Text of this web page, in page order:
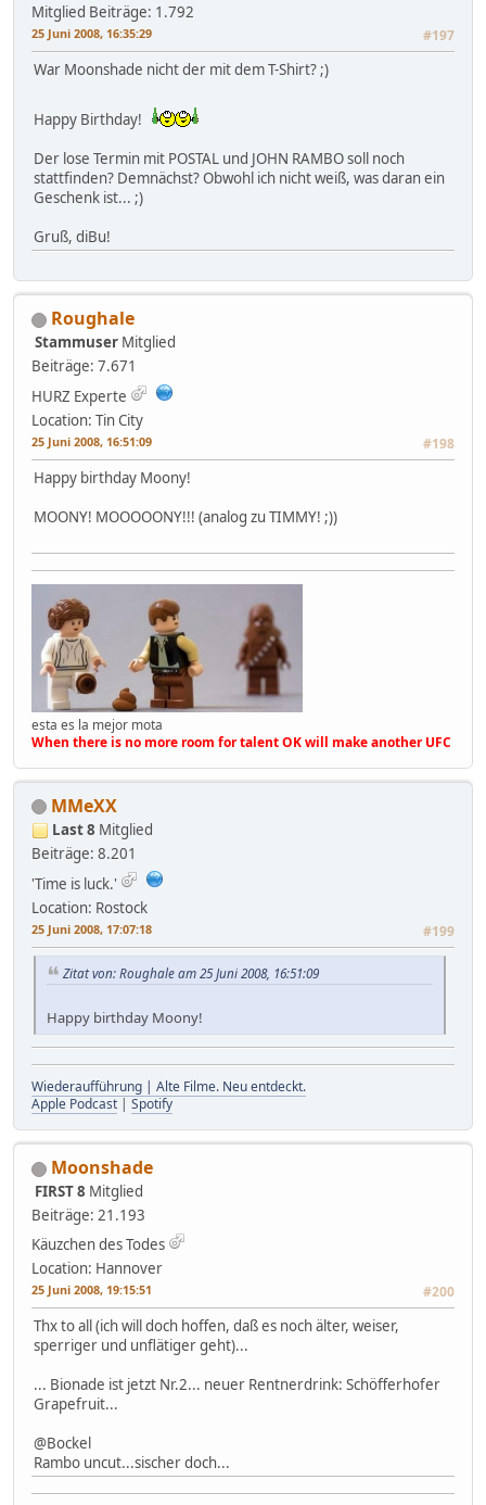
Mitglied Beiträge: 1.792
25 Juni 2008, 16:35:29 #197
War Moonshade nicht der mit dem T-Shirt? ;)
Happy Birthday!
Der lose Termin mit POSTAL und JOHN RAMBO soll noch
stattfinden? Demnächst? Obwohl ich nicht weiß, was daran ein
Geschenk ist... ;)
Gruß, diBu!
Roughale
Stammuser Mitglied
Beiträge: 7.671
HURZ Experte
Location: Tin City
25 Juni 2008, 16:51:09 #198
Happy birthday Moony!
MOONY! MOOOOONY!!! (analog zu TIMMY! ;))
esta es la mejor mota
When there is no more room for talent OK will make another UFC
MMeXX
Last 8 Mitglied
Beiträge: 8.201
'Time is luck.'
Location: Rostock
25 Juni 2008, 17:07:18 #199
Zitat von: Roughale am 25 Juni 2008, 16:51:09
Happy birthday Moony!
Wiederaufführung | Alte Filme. Neu entdeckt.
Apple Podcast | Spotify
Moonshade
FIRST 8 Mitglied
Beiträge: 21.193
Käuzchen des Todes
Location: Hannover
25 Juni 2008, 19:15:51 #200
Thx to all (ich will doch hoffen, daß es noch älter, weiser,
sperriger und unflätiger geht)...
... Bionade ist jetzt Nr.2... neuer Rentnerdrink: Schöfferhofer
Grapefruit...
@Bockel
Rambo uncut...sischer doch...